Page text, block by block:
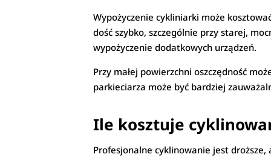
Wypożyczenie cykliniarki może
dość szybko, szczególnie przy starej,
wypożyczenie dodatkowych urządzeń.
Przy małej powierzchni oszczędność
parkieciarza może być bardziej
Ile kosztuje
Profesjonalne cyklinowanie jest